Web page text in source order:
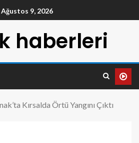
Ağustos 9, 2026
haberleri
Kırsalda Örtü Yangını Çıktı